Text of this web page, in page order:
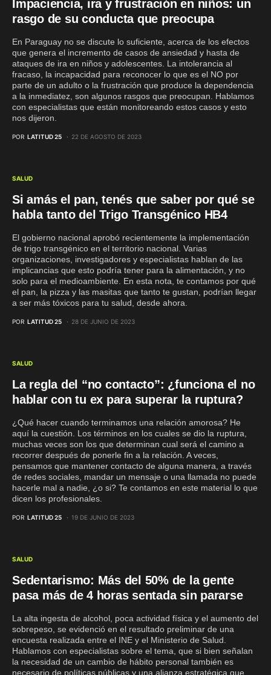
Impaciencia, ira y frustración en niños: un
rasgo de su conducta que preocupa
En Paraguay no se discute lo suficiente, acerca de los efectos
que genera el incremento de casos de ansiedad y hasta de
ataques de ira en niños y adolescentes. La intolerancia al
fracaso, la incapacidad para reconocer lo que es el NO por
parte de un adulto o la frustración que produce la dependencia
a la inmediatez, son algunos rasgos que preocupan. Hablamos
con especialistas que están monitoreando estos casos y esto
nos dijeron.
POR LATITUD 25 22 DE AGOSTO DE 2023
SALUD
Si amás el pan, tenés que saber por qué se
habla tanto del Trigo Transgénico HB4
El gobierno nacional aprobó recientemente la implementación
de trigo transgénico en el territorio nacional. Varias
organizaciones, investigadores y especialistas hablan de las
implicancias que esto podría tener para la alimentación, y no
solo para el medioambiente. En esta nota, te contamos por qué
el pan, la pizza y las masitas que tanto te gustan, podrían llegar
a ser más tóxicos para tu salud, desde ahora.
POR LATITUD 25 28 DE JUNIO DE 2023
SALUD
La regla del “no contacto”: ¿funciona el no
hablar con tu ex para superar la ruptura?
¿Qué hacer cuando terminamos una relación amorosa? He
aquí la cuestión. Los términos en los cuales se dio la ruptura,
muchas veces son los que determinan cual será el camino a
recorrer después de ponerle fin a la relación. A veces,
pensamos que mantener contacto de alguna manera, a través
de redes sociales, mandar un mensaje o una llamada no puede
hacerle mal a nadie, ¿o si? Te contamos en este material lo que
dicen los profesionales.
POR LATITUD 25 19 DE JUNIO DE 2023
SALUD
Sedentarismo: Más del 50% de la gente
pasa más de 4 horas sentada sin pararse
La alta ingesta de alcohol, poca actividad física y el aumento del
sobrepeso, se evidenció en el resultado preliminar de una
encuesta realizada entre el INE y el Ministerio de Salud.
Hablamos con especialistas sobre el tema, que si bien señalan
la necesidad de un cambio de hábito personal también es
necesario de políticas públicas y una alianza estratégica que